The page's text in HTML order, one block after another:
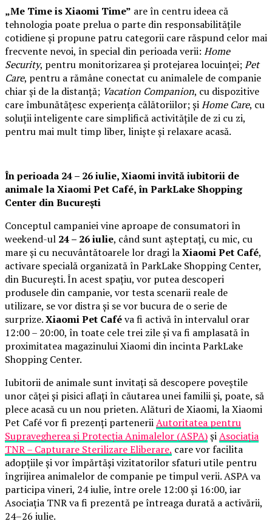
„Me Time is Xiaomi Time” are în centru ideea că
tehnologia poate prelua o parte din responsabilitățile
cotidiene și propune patru categorii care răspund celor mai
frecvente nevoi, în special din perioada verii: Home
Security, pentru monitorizarea și protejarea locuinței;Pet
Care, pentru a rămâne conectat cu animalele de companie
chiar și de la distanță; Vacation Companion, cu dispozitive
care îmbunătățesc experiența călătoriilor; șiHome Care, cu
soluții inteligente care simplifică activitățile de zi cu zi,
pentru mai mult timp liber, liniște și relaxare acasă.
În perioada 24 – 26 iulie, Xiaomi invită iubitorii de
animale laXiaomi Pet Café, în ParkLake Shopping
Center din București
Conceptul campaniei vine aproape de consumatori în
weekend-ul 24 – 26 iulie, când sunt așteptați, cu mic, cu
mare și cu necuvântătoarele lor dragi laXiaomi Pet Café,
activare specială organizată în ParkLake Shopping Center,
din București. În acest spațiu, vor putea descoperi
produsele din campanie, vor testa scenarii reale de
utilizare, se vor distra și se vor bucura de o serie de
surprize.Xiaomi Pet Caféva fi activă în intervalul orar
12:00 – 20:00, în toate cele trei zile și va fi amplasată în
proximitatea magazinului Xiaomi din incinta ParkLake
Shopping Center.
Iubitorii de animale sunt invitați să descopere poveștile
unor căței și pisici aflați în căutarea unei familii și, poate, să
plece acasă cu un nou prieten. Alături de Xiaomi, la Xiaomi
Pet Café vor fi prezenți parteneriiAutoritatea pentru
Supravegherea și Protecția Animalelor (ASPA)șiAsociația
TNR – Capturare Sterilizare Eliberare, care vor facilita
adopțiile și vor împărtăși vizitatorilor sfaturi utile pentru
îngrijirea animalelor de companie pe timpul verii. ASPA va
participa vineri, 24 iulie, între orele 12:00 și 16:00, iar
Asociația TNR va fi prezentă pe întreaga durată a activării,
24–26 iulie.